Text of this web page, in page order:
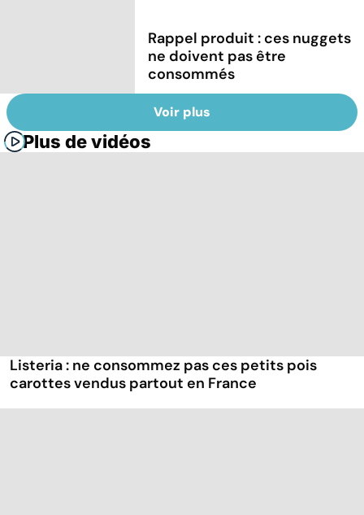
Rappel produit : ces nuggets
ne doivent pas être
consommés
Voir plus
Plus de vidéos
Listeria : ne consommez pas ces petits pois
carottes vendus partout en France